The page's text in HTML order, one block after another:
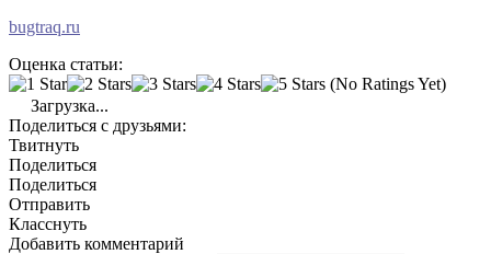
bugtraq.ru
Оценка статьи:
(No Ratings Yet)
Загрузка...
Поделиться с друзьями:
Твитнуть
Поделиться
Поделиться
Отправить
Класснуть
Добавить комментарий